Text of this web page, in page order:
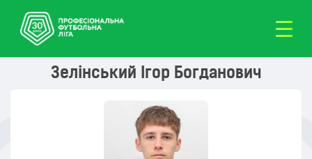
Зелінський Ігор Богданович